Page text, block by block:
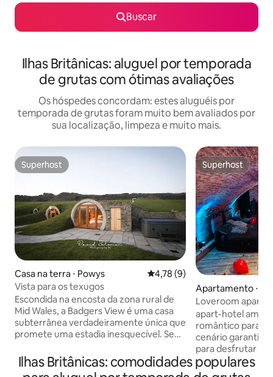
Buscar
Ilhas Britânicas: aluguel por temporada
de grutas com ótimas avaliações
Os hóspedes concordam: estes aluguéis por
temporada de grutas foram muito bem avaliados por
sua localização, limpeza e muito mais.
Superhost
Superhost
Casa na terra ⋅ Powys 4,78 de uma avaliação média
4,78 (9)
Vista para os texugos
Escondida na encosta da zona rural de
Mid Wales, a Badgers View é uma casa
subterrânea verdadeiramente única que
promete uma estadia inesquecível. Se
tranquilo ou uma base de aventuras para
explorar as maravilhas do País de Gales,
Superhost
Superhost
Apartamento ⋅
Loveroom
jacuzzi privativo
apart-hotel ambiente acolhedor e
romântico para
cenário garantida uma noite romântica
para desfrutar
de última
bluetooth
Ilhas Britânicas: comodidades populares